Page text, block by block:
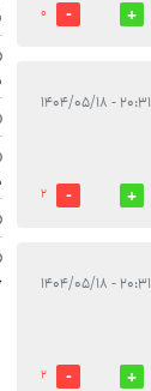
0
۲۰:۳۱ - ۱۴۰۴/۰۵/۱۸
2
۲۰:۳۱ - ۱۴۰۴/۰۵/۱۸
2